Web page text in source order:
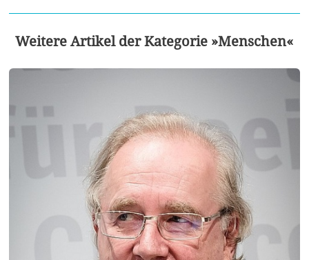
Weitere Artikel der Kategorie »Menschen«